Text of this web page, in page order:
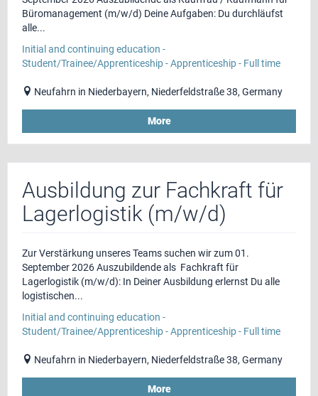
Büromanagement (m/w/d) Deine Aufgaben: Du durchläufst
alle...
Initial and continuing education -
Student/Trainee/Apprenticeship - Apprenticeship - Full time
Neufahrn in Niederbayern, Niederfeldstraße 38, Germany
More
Ausbildung zur Fachkraft für
Lagerlogistik (m/w/d)
Zur Verstärkung unseres Teams suchen wir zum 01.
September 2026 Auszubildende als Fachkraft für
Lagerlogistik (m/w/d): In Deiner Ausbildung erlernst Du alle
logistischen...
Initial and continuing education -
Student/Trainee/Apprenticeship - Apprenticeship - Full time
Neufahrn in Niederbayern, Niederfeldstraße 38, Germany
More